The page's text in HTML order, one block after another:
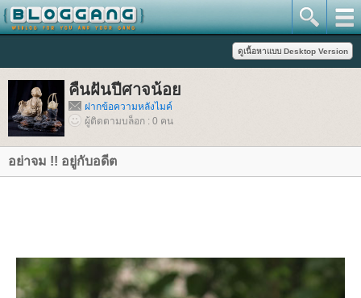
คืนฝันปีศาจน้อ
ฝากข้อความหลังไมค์
ผู้ติดตามบล็อก : 0 คน
อย่าจม !! อยู่กับอดีต